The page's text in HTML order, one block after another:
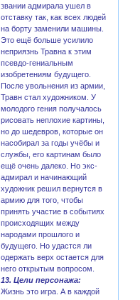
звании адмирала ушел в
отставку так, как всех людей
на борту заменили машины.
Это ещё больше усилило
неприязнь Травна к этим
псевдо-гениальным
изобретениям будущего.
После увольнения из армии,
Травн стал художником. У
молодого гения получалось
рисовать неплохие картины,
но до шедевров, которые он
насобирал за годы учёбы и
службы, его картинам было
ещё очень далеко. Но экс-
адмирал и начинающий
художник решил вернутся в
армию для того, чтобы
принять участие в событиях
происходящих между
народами прошлого и
будущего. Но удастся ли
одержать верх остается для
него открытым вопросом.
13. Цели персонажа:
Жизнь это игра. А в каждой